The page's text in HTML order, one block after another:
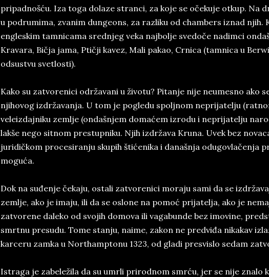
pripadnošću. Iza toga dolaze stranci, za koje se očekuje otkup. Na
u podrumima, zvanim dungeons, za razliku od chambers iznad njih.
engleskim tamnicama srednjeg veka najbolje svedoče nadimci
Kravara, Bičja jama, Ptičji kavez, Mali pakao, Crnica (tamnica u
odsustvu svetlosti).
Kako su zatvorenici održavani u životu? Pitanje nije neumesno ako
njihovog izdržavanja. U tom je pogledu spoljnom neprijatelju
veleizdajniku zemlje (ondašnjem domaćem izrodu i neprijatelju
lakše nego sitnom prestupniku. Njih izdržava Kruna. Uvek bez
juridičkom procesiranju skupih štićenika i današnja odugovlačenja
moguća.
Dok na suđenje čekaju, ostali zatvorenici moraju sami da se
zemlje, ako je imaju, ili da se oslone na pomoć prijatelja, ako je
zatvorene daleko od svojih domova ili vagabunde bez imovine,
smrtnu presudu. Tome stanju, naime, zakon ne predviđa nikakav
karceru zamka u Northamptonu 1323, od gladi presvislo sedam
Istraga je zabeležila da su umrli prirodnom smrću, jer se nije znalo